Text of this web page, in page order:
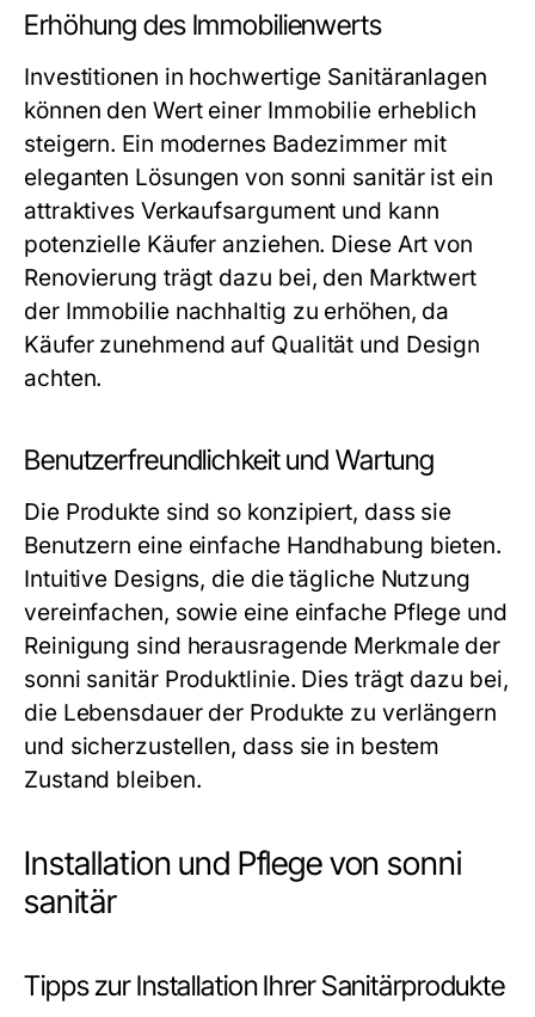
Erhöhung des Immobilienwerts
Investitionen in hochwertige Sanitäranlagen
können den Wert einer Immobilie erheblich
steigern. Ein modernes Badezimmer mit
eleganten Lösungen von sonni sanitär ist ein
attraktives Verkaufsargument und kann
potenzielle Käufer anziehen. Diese Art von
Renovierung trägt dazu bei, den Marktwert
der Immobilie nachhaltig zu erhöhen, da
Käufer zunehmend auf Qualität und Design
achten.
Benutzerfreundlichkeit und Wartung
Die Produkte sind so konzipiert, dass sie
Benutzern eine einfache Handhabung bieten.
Intuitive Designs, die die tägliche Nutzung
vereinfachen, sowie eine einfache Pflege und
Reinigung sind herausragende Merkmale der
sonni sanitär Produktlinie. Dies trägt dazu bei,
die Lebensdauer der Produkte zu verlängern
und sicherzustellen, dass sie in bestem
Zustand bleiben.
Installation und Pflege von sonni
sanitär
Tipps zur Installation Ihrer Sanitärprodukte